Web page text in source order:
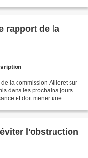
rapport de la
la commission Ailleret sur
dans les prochains jours
et doit mener une
l'obstruction